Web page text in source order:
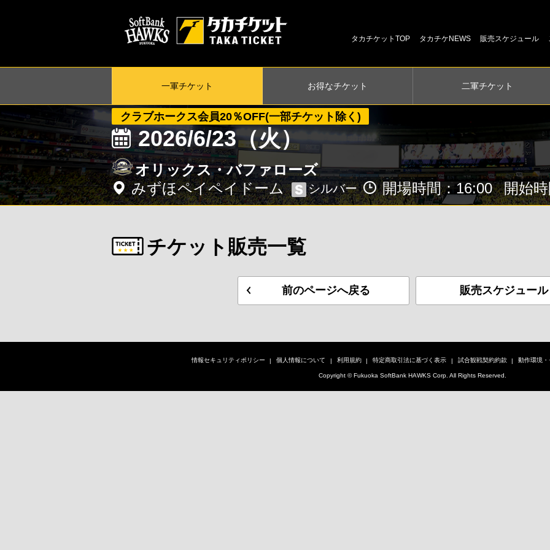
タカチケットTOP タカチケNEWS 販売スケジュール
一軍チケット お得なチケット 二軍チケット
クラブホークス会員20％OFF(一部チケット除く)
2026/6/23（火）
オリックス・バファローズ
みずほペイペイドーム
シルバー 開場時間：16:00 開始
チケット販売一覧
前のページへ戻る 販売スケジュール
情報セキュリティポリシー 個人情報について 利用規約 特定商取引法に基づく表示 試合観戦契約約款 動作環境
Copyright © Fukuoka SoftBank HAWKS Corp. All Rights Reserved.